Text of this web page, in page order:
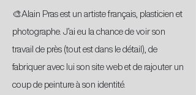
🎨Alain Pras est un artiste français, plasticien et
photographe. J’ai eu la chance de voir son
travail de près (tout est dans le détail), de
fabriquer avec lui son site web et de rajouter un
coup de peinture à son identité.